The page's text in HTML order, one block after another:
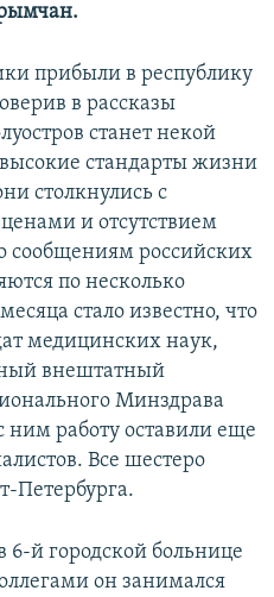
прибыли в республику
в рассказы
станет некой
стандарты жизни
столкнулись с
и отсутствием
сообщениям российских
по несколько
стало известно, что
медицинских наук,
внештатный
Минздрава
ним работу оставили еще
Все шестеро
Петербурга.
й городской больнице
он занимался